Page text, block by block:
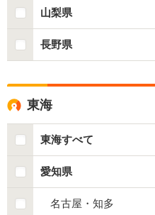
山梨県
長野県
東海
東海すべて
愛知県
名古屋・知多